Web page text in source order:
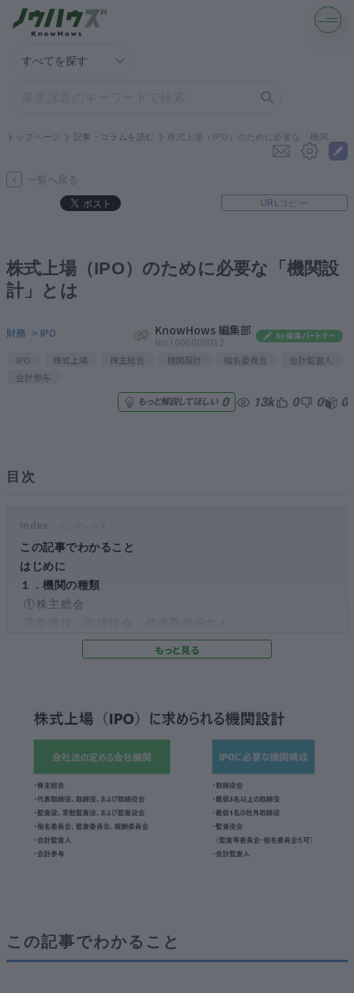
解決策を募集する
契約書ひな型を探す
専門家に電話する
無料で株価を算定
資本政策を無料でお試し
トップページ 記事・コラムを読む
一覧へ戻る
URLコピー
株式上場（IPO）のために必要な「機関設
計」とは
財務 > IPO KnowHows 編集部
No.1000000012
IPO 株式上場 株主総会 機関設計 指名委員会
会計監査人
会計参与
もっと解説してほしい 0 13k 0 0 0
目次
この記事でわかること
はじめに
１．機関の種類
①株主総会
③監査役・監査役会
④指名委員会など
２．株式上場を目指すうえで必要となる機関設計
①株式上場を目指す際に必要となる機関
おわりに
この記事でわかること